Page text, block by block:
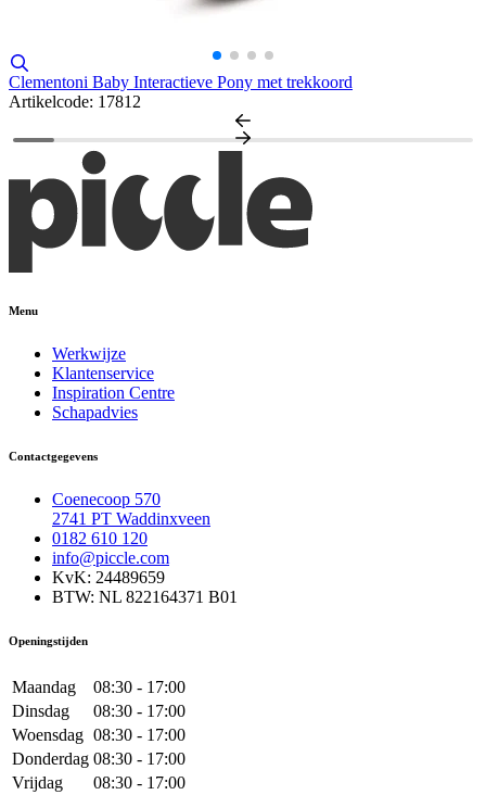
Clementoni Baby Interactieve Pony met trekkoord
Artikelcode: 17812
Menu
Werkwijze
Klantenservice
Inspiration Centre
Schapadvies
Contactgegevens
Coenecoop 570
2741 PT Waddinxveen
0182 610 120
info@piccle.com
KvK: 24489659
BTW: NL 822164371 B01
Openingstijden
Maandag
08:30 - 17:00
Dinsdag
08:30 - 17:00
Woensdag 08:30 - 17:00
Donderdag 08:30 - 17:00
Vrijdag
08:30 - 17:00